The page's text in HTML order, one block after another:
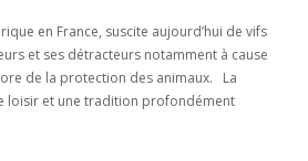
en France, suscite aujourd’hui de vifs
et ses détracteurs notamment à cause
de la protection des animaux. La
loisir et une tradition profondément